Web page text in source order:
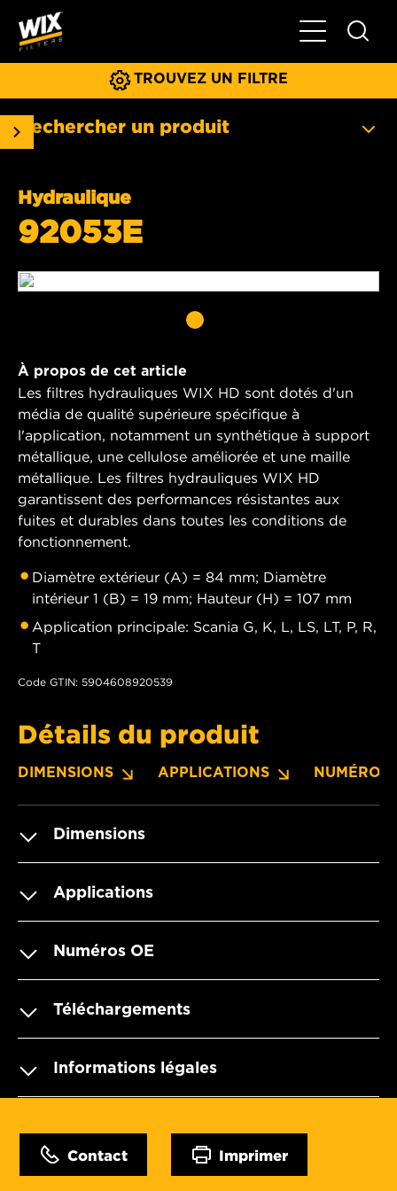
Basculer la
TROUVEZ UN FILTRE
Rechercher un produit
Hydraulique
92053E
À propos de cet article
Les filtres hydrauliques WIX HD sont dotés d'un
média de qualité supérieure spécifique à
l'application, notamment un synthétique à support
métallique, une cellulose améliorée et une maille
métallique. Les filtres hydrauliques WIX HD
garantissent des performances résistantes aux
fuites et durables dans toutes les conditions de
fonctionnement.
Diamètre extérieur (A) = 84 mm; Diamètre
intérieur 1 (B) = 19 mm; Hauteur (H) = 107 mm
Application principale: Scania G, K, L, LS, LT, P, R,
T
Code GTIN: 5904608920539
Détails du produit
DIMENSIONS APPLICATIONS NUMÉROS
Dimensions
Applications
Numéros OE
Téléchargements
Informations légales
Contact Imprimer